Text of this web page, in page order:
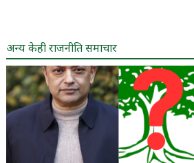
अन्य केही राजनीति समाचार